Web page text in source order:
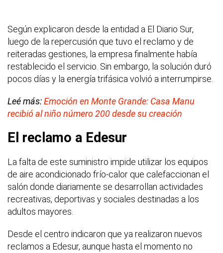
Según explicaron desde la entidad a El Diario Sur,
luego de la repercusión que tuvo el reclamo y de
reiteradas gestiones, la empresa finalmente había
restablecido el servicio. Sin embargo, la solución duró
pocos días y la energía trifásica volvió a interrumpirse.
Leé más:Emoción en Monte Grande: Casa Manu
recibió al niño número 200 desde su creación
El reclamo a Edesur
La falta de este suministro impide utilizar los equipos
de aire acondicionado frío-calor que calefaccionan el
salón donde diariamente se desarrollan actividades
recreativas, deportivas y sociales destinadas a los
adultos mayores.
Desde el centro indicaron que ya realizaron nuevos
reclamos a Edesur, aunque hasta el momento no